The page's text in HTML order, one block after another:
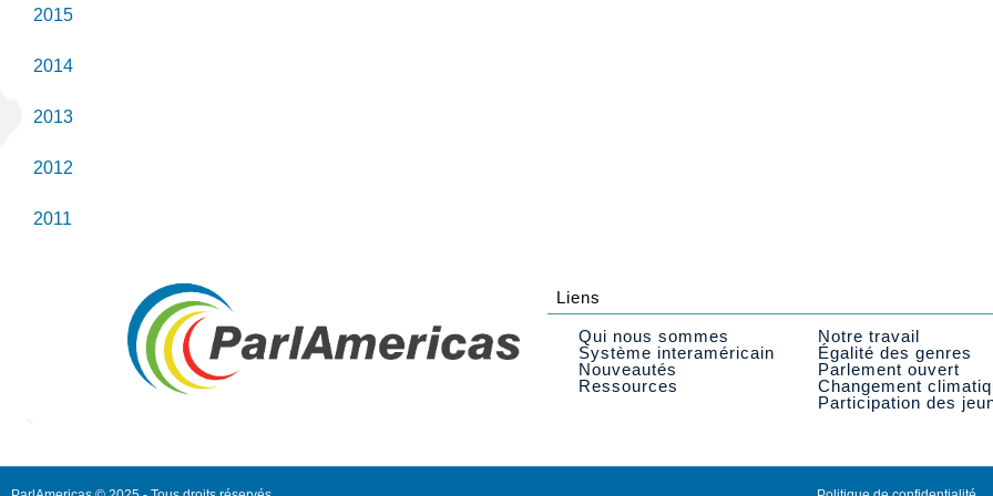
2015
2014
2013
2012
2011
Liens
Qui nous sommes
Système interaméricain
Nouveautés
Ressources
Notre travail
Égalité des genres
Parlement ouvert
Changement
Participation des